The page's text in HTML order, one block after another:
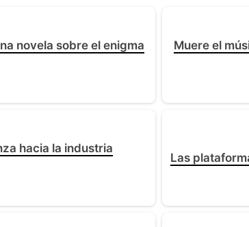
novela sobre el enigma
Muere el
hacia la industria
Las